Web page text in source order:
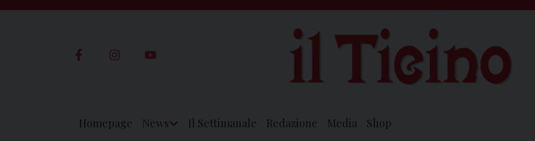
Homepage News Il Settimanale Redazione Media Shop